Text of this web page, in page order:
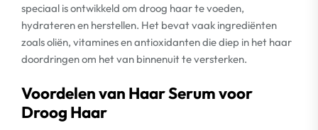
speciaal is ontwikkeld om droog haar te voeden,
hydrateren en herstellen. Het bevat vaak ingrediënten
zoals oliën, vitamines en antioxidanten die diep in het haar
doordringen om het van binnenuit te versterken.
Voordelen van Haar Serum voor
Droog Haar